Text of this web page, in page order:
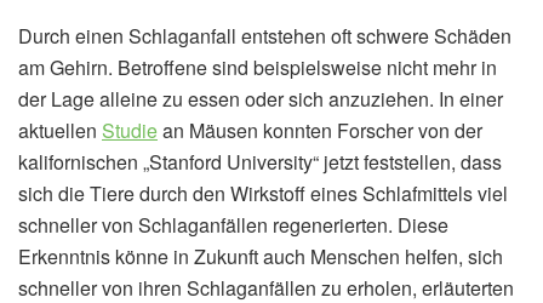
Durch einen Schlaganfall entstehen oft schwere Schäden
am Gehirn. Betroffene sind beispielsweise nicht mehr in
der Lage alleine zu essen oder sich anzuziehen. In einer
aktuellen Studiean Mäusen konnten Forscher von der
kalifornischen „Stanford University“ jetzt feststellen, dass
sich die Tiere durch den Wirkstoff eines Schlafmittels viel
schneller von Schlaganfällen regenerierten. Diese
Erkenntnis könne in Zukunft auch Menschen helfen, sich
schneller von ihren Schlaganfällen zu erholen, erläuterten